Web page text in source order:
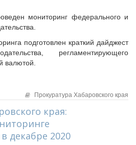
мониторинг федерального и
подготовлен краткий дайджест
регламентирующего
валютой.
Прокуратура Хабаровского края
края:
декабре 2020